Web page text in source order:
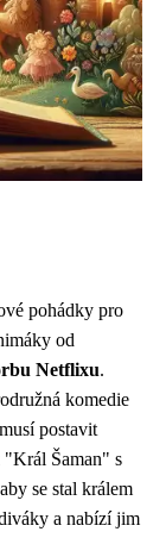
pohádky pro
od
Netflixu.
komedie
postavit
Šaman" s
se stal králem
a nabízí jim